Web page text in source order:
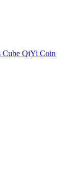
QiYi Coin